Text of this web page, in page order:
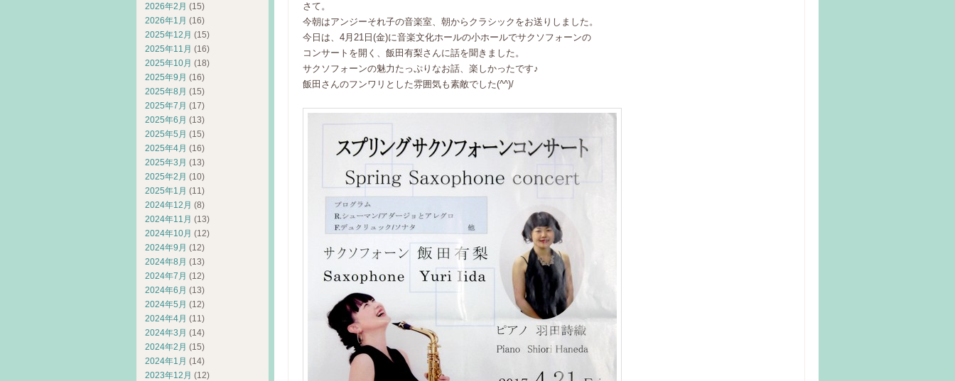
さて。
今朝はアンジーそれ子の音楽室、朝からクラシックをお送りしました。
今日は、4月21日(金)に音楽文化ホールの小ホールでサクソフォーンの
コンサートを開く、飯田有梨さんに話を聞きました。
サクソフォーンの魅力たっぷりなお話、楽しかったです♪
飯田さんのフンワリとした雰囲気も素敵でした(^^)/
2026年2月 (15)
2026年1月 (16)
2025年12月 (15)
2025年11月 (16)
2025年10月 (18)
2025年9月 (16)
2025年8月 (15)
2025年7月 (17)
2025年6月 (13)
2025年5月 (15)
2025年4月 (16)
2025年3月 (13)
2025年2月 (10)
2025年1月 (11)
2024年12月 (8)
2024年11月 (13)
2024年10月 (12)
2024年9月 (12)
2024年8月 (13)
2024年7月 (12)
2024年6月 (13)
2024年5月 (12)
2024年4月 (11)
2024年3月 (14)
2024年2月 (15)
2024年1月 (14)
2023年12月 (12)